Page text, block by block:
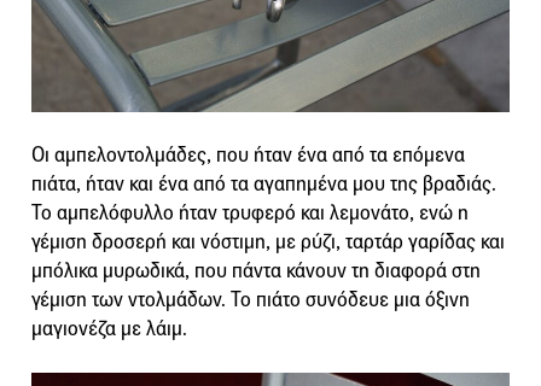
Οι αμπελοντολμάδες, που ήταν ένα από τα επόμενα
πιάτα, ήταν και ένα από τα αγαπημένα μου της βραδιάς.
Το αμπελόφυλλο ήταν τρυφερό και λεμονάτο, ενώ η
γέμιση δροσερή και νόστιμη, με ρύζι, ταρτάρ γαρίδας και
μπόλικα μυρωδικά, που πάντα κάνουν τη διαφορά στη
γέμιση των ντολμάδων. Το πιάτο συνόδευε μια όξινη
μαγιονέζα με λάιμ.